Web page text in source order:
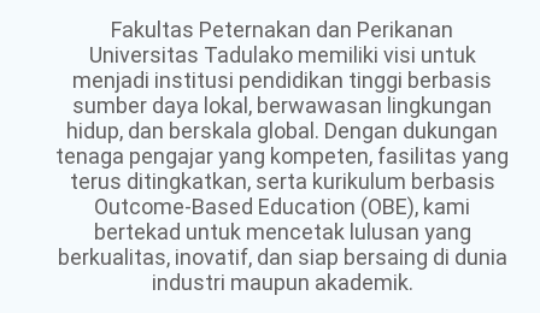
Fakultas Peternakan dan Perikanan
Universitas Tadulako memiliki visi untuk
menjadi institusi pendidikan tinggi berbasis
sumber daya lokal, berwawasan lingkungan
hidup, dan berskala global. Dengan dukungan
tenaga pengajar yang kompeten, fasilitas yang
terus ditingkatkan, serta kurikulum berbasis
Outcome-Based Education (OBE), kami
bertekad untuk mencetak lulusan yang
berkualitas, inovatif, dan siap bersaing di dunia
industri maupun akademik.